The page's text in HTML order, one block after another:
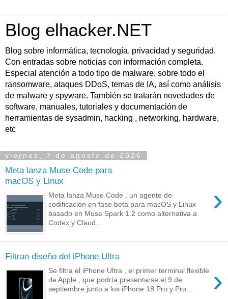
Blog elhacker.NET
Blog sobre informática, tecnología, privacidad y seguridad.
Con entradas sobre noticias con información completa.
Especial atención a todo tipo de malware, sobre todo el
ransomware, ataques DDoS, temas de IA, así como análisis
de malware y spyware. También se tratarán novedades de
software, manuales, tutoriales y documentación de
herramientas de sysadmin, hacking , networking, hardware,
etc
viernes, 7 de agosto de 2026
Meta lanza Muse Code para
macOS y Linux
›
Meta lanza Muse Code , un agente de
codificación en fase beta para macOS y Linux
basado en Muse Spark 1.2 como alternativa a
Codex y Claud...
Filtran diseño del iPhone Ultra
›
Se filtra el iPhone Ultra , el primer terminal flexible
de Apple , que podría presentarse el 9 de
septiembre junto a los iPhone 18 Pro y Pro...